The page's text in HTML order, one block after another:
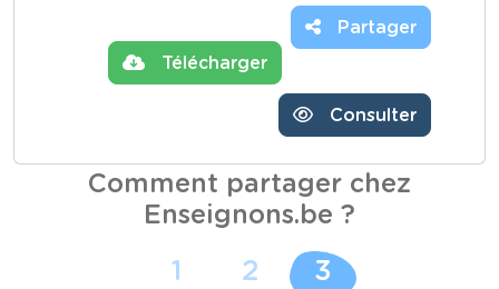
Télécharger
Partager
Consulter
Comment partager chez
Enseignons.be ?
1 2 3